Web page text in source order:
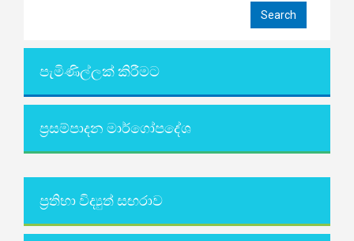
පැමිණිල්ලක් කිරීමට
ප්‍රසම්පාදන මාර්ගෝපදේශ
ප්‍රතිභා විද්‍යුත් සඟරාව